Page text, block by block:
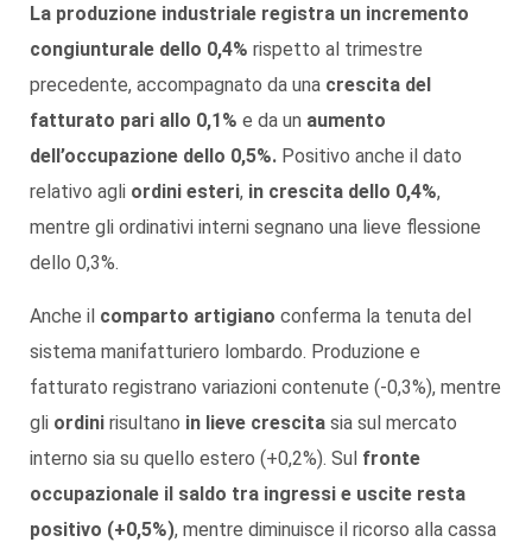
La produzione industriale registra un incremento
congiunturale dello 0,4% rispetto al trimestre
precedente, accompagnato da una crescita del
fatturato pari allo 0,1% e da un aumento
dell’occupazione dello 0,5%. Positivo anche il dato
relativo agli ordini esteri, in crescita dello 0,4%,
mentre gli ordinativi interni segnano una lieve flessione
dello 0,3%.
Anche il comparto artigiano conferma la tenuta del
sistema manifatturiero lombardo. Produzione e
fatturato registrano variazioni contenute (-0,3%), mentre
gli ordini risultano in lieve crescita sia sul mercato
interno sia su quello estero (+0,2%). Sul fronte
occupazionale il saldo tra ingressi e uscite resta
positivo (+0,5%), mentre diminuisce il ricorso alla cassa